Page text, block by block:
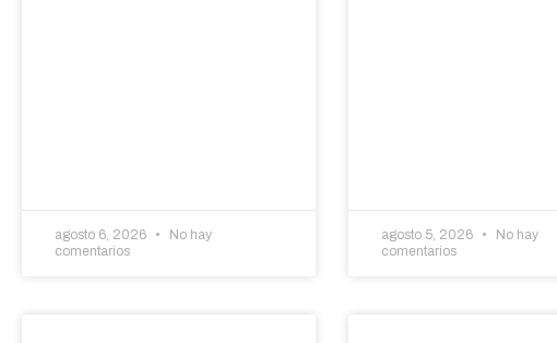
agosto 6, 2026
No hay
comentarios
agosto 5, 2026
No hay
comentarios